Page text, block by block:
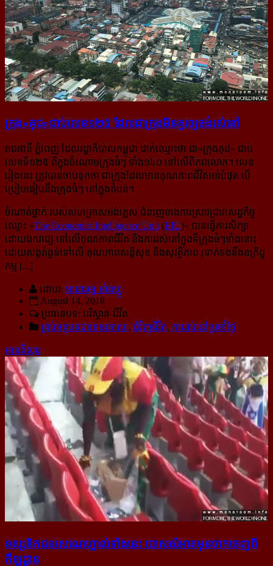
ក្រុង​«គុជ»​ជាប់​លេខ​១២៥ ​ដែល​ជា​ក្រុង​មិន​គួរ​ឲ្យ​ចង់​រស់នៅ
រាជធានី ភ្នំពេញ ដែលរដ្ឋាភិបាលកម្ពុជា ដាក់ឈ្មោះថា ជា«ក្រុងគុជ» ជាប់
លេខទី១២៥ ពីក្នុងចំណោមក្រុងធំៗ ទាំង១៤០ នៅលើពិភពលោក។ លេខ
រៀងនេះ ត្រូវបានចាប់ទុកថា ជាក្រុងដែលមានគុណភាពជីវិតអន់បំផុត បើ
ប្រៀបធៀបនឹងក្រុងធំៗ នៅក្នុងតំបន់។
ចំណាត់ថ្នាក់ របស់សហគ្រាសអង់គ្លេស ជំនាញ​ខាងការស្រាវជ្រាវ​សេដ្ឋកិច្ច
ឈ្មោះ «The Economist Intelligence Unit (EIU)» បានធ្វើការសិក្សា
ដោយឯករាជ្យ ទៅលើគុណភាពជីវិត និងការរស់នៅក្នុងទីក្រុងធំៗទាំងនោះ
ដោយសង្កត់ធ្ងន់ទៅលើ គុណភាព​សន្តិសុខ និងសុវត្ថិភាព (ទាក់ទងនឹងឧក្រិដ្ឋ
កម្ម [...]
ដោយ: មនោរម្យ.អាំងហ្វូ
August 14, 2018
ប្រធានបទ: បរិស្ថាន-​ជីវិត
គ្រប់អត្ថបទជាខេមរភាសា, ជុំវិញជីវិត, ការរស់នៅប្រចាំថ្ងៃ
អានពិស្ដារ
ទស្សនិកជន​សេណេហ្គាល់​ទាំង​នេះ បោស​សំអាត​មុន​ចាក​ចេញ​ពី​
កីឡដ្ឋាន